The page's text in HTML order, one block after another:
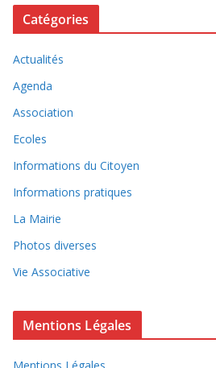
Catégories
Actualités
Agenda
Association
Ecoles
Informations du Citoyen
Informations pratiques
La Mairie
Photos diverses
Vie Associative
Mentions Légales